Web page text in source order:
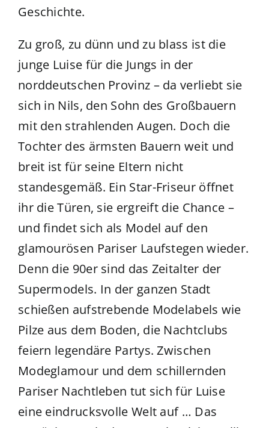
Geschichte.
Zu groß, zu dünn und zu blass ist die
junge Luise für die Jungs in der
norddeutschen Provinz – da verliebt sie
sich in Nils, den Sohn des Großbauern
mit den strahlenden Augen. Doch die
Tochter des ärmsten Bauern weit und
breit ist für seine Eltern nicht
standesgemäß. Ein Star-Friseur öffnet
ihr die Türen, sie ergreift die Chance –
und findet sich als Model auf den
glamourösen Pariser Laufstegen wieder.
Denn die 90er sind das Zeitalter der
Supermodels. In der ganzen Stadt
schießen aufstrebende Modelabels wie
Pilze aus dem Boden, die Nachtclubs
feiern legendäre Partys. Zwischen
Modeglamour und dem schillernden
Pariser Nachtleben tut sich für Luise
eine eindrucksvolle Welt auf … Das